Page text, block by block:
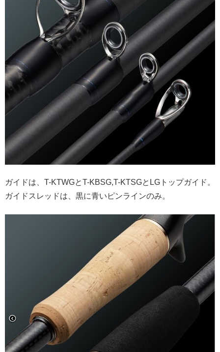
ガイドは、T-KTWGとT-KBSG,T-KTSGとLGトップガイド。
ガイドスレッドは、黒に青いピンラインのみ。